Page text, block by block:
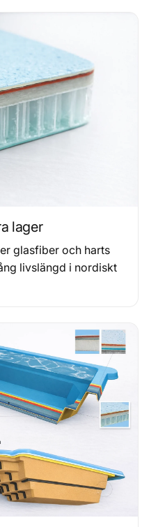
lager
glasfiber och harts
livslängd i nordiskt